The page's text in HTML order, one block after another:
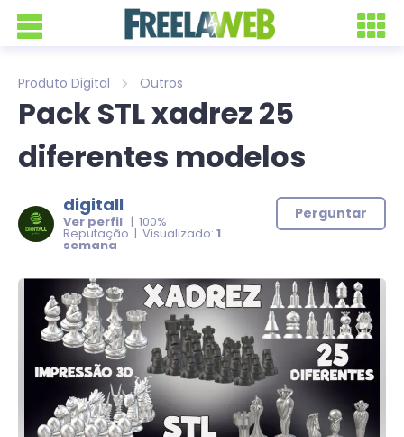
Produto Digital Outros
Pack STL xadrez 25
diferentes modelos
digitall
Ver perfil | 100%
Reputação | Visualizado: 1
semana
Perguntar